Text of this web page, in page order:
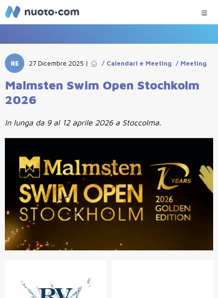
RE 27 Dicembre 2025 | / Calendari e Meeting / Meeting
Malmsten Swim Open Stochkolm
2026
In lunga da 9 al 12 aprile 2026 a Stoccolma.